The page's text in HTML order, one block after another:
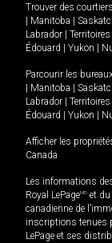
Trouver des
Manitoba
Labrador
Édouard
Yukon
Parcourir les
Manitoba
Labrador
Édouard
Yukon
Afficher les
Canada
Les informations
Royal LePageMD et
canadienne de
inscriptions tenues
LePage et ses